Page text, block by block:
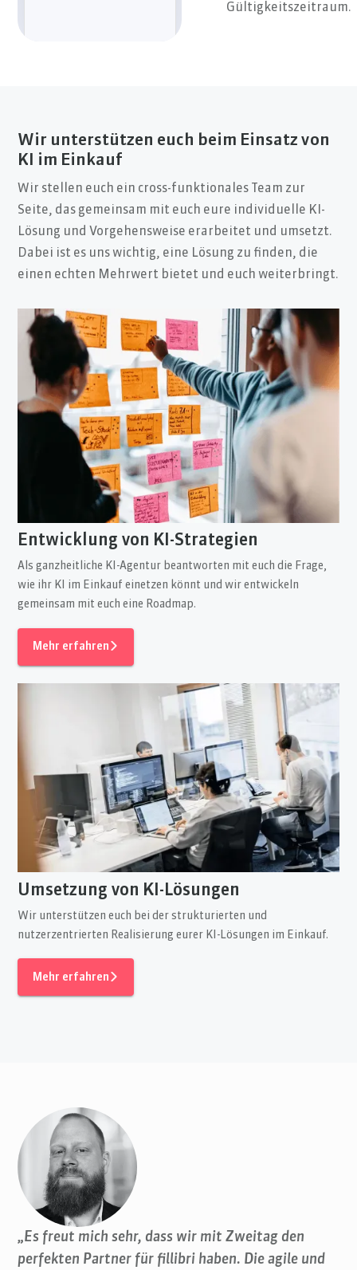
Gültigkeitszeitraum.
Wir unterstützen euch beim Einsatz von
KI im Einkauf
Wir stellen euch ein cross-funktionales Team zur
Seite, das gemeinsam mit euch eure individuelle KI-
Lösung und Vorgehensweise erarbeitet und umsetzt.
Dabei ist es uns wichtig, eine Lösung zu finden, die
einen echten Mehrwert bietet und euch weiterbringt.
Entwicklung von KI-Strategien
Als ganzheitliche KI-Agentur beantworten mit euch die Frage,
wie ihr KI im Einkauf einetzen könnt und wir entwickeln
gemeinsam mit euch eine Roadmap.
Mehr erfahren
Umsetzung von KI-Lösungen
Wir unterstützen euch bei der strukturierten und
nutzerzentrierten Realisierung eurer KI-Lösungen im Einkauf.
Mehr erfahren
„Es freut mich sehr, dass wir mit Zweitag den
perfekten Partner für fillibri haben. Die agile und